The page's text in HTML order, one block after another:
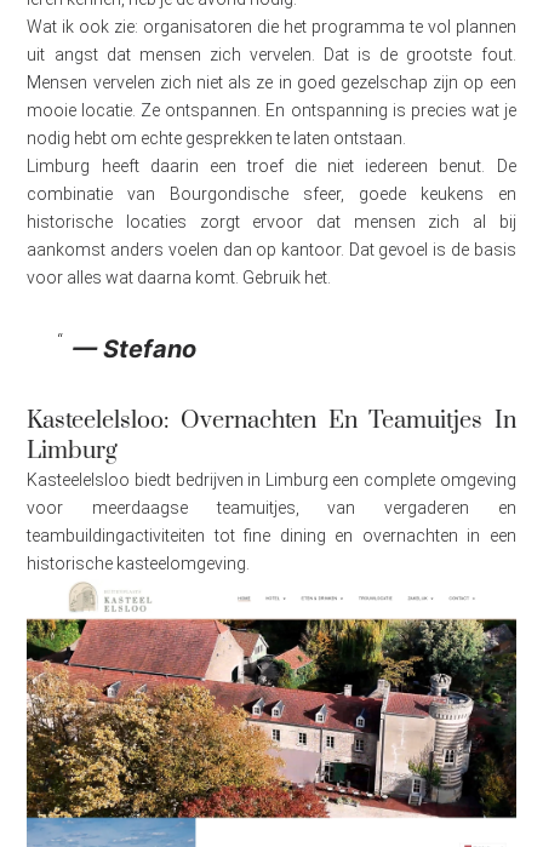
Wat ik ook zie: organisatoren die het programma te vol plannen
uit angst dat mensen zich vervelen. Dat is de grootste fout.
Mensen vervelen zich niet als ze in goed gezelschap zijn op een
mooie locatie. Ze ontspannen. En ontspanning is precies wat je
nodig hebt om echte gesprekken te laten ontstaan.
Limburg heeft daarin een troef die niet iedereen benut. De
combinatie van Bourgondische sfeer, goede keukens en
historische locaties zorgt ervoor dat mensen zich al bij
aankomst anders voelen dan op kantoor. Dat gevoel is de basis
voor alles wat daarna komt. Gebruik het.
— Stefano
Kasteelelsloo: Overnachten En Teamuitjes In
Limburg
Kasteelelsloo biedt bedrijven in Limburg een complete omgeving
voor meerdaagse teamuitjes, van vergaderen en
teambuildingactiviteiten tot fine dining en overnachten in een
historische kasteelomgeving.